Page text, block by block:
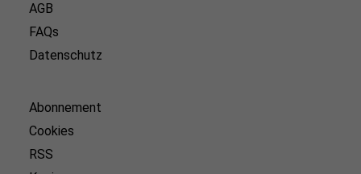
AGB
FAQs
Datenschutz
Abonnement
Cookies
RSS